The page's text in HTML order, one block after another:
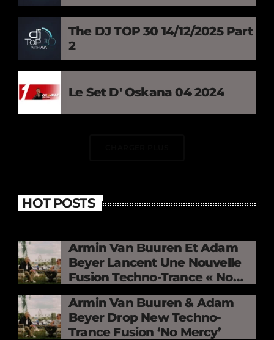
The DJ TOP 30 14/12/2025 Part
2
Le Set D' Oskana 04 2024
HOT POSTS
Armin Van Buuren Et Adam
Beyer Lancent Une Nouvelle
Fusion Techno-Trance « No
Armin Van Buuren & Adam
Beyer Drop New Techno-
Trance Fusion ‘No Mercy’